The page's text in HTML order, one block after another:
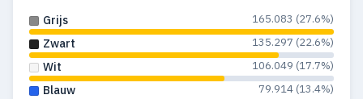
1992 164
1991 366 110
1990 118
Grijs 165.083 (27.6%)
Zwart 135.297 (22.6%)
Wit 106.049 (17.7%)
Blauw 79.914 (13.4%)